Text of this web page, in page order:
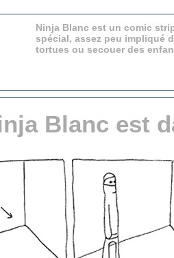
Ninja Blanc est un comic
spécial, assez peu impliqué
tortues ou secouer des
Blanc est